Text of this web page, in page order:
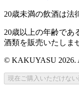
20歳未満の飲酒は法
20歳以上の年齢であ
酒類を販売いたしま
© KAKUYASU 2026.
現在ご購入いただけな